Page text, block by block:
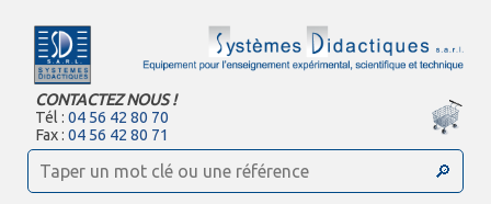
CONTACTEZ NOUS !
Tél :04 56 42 80 70
Fax :04 56 42 80 71